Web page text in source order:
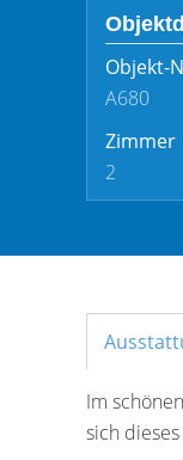
Objekt-
A680
Zimmer
2
Im
sich